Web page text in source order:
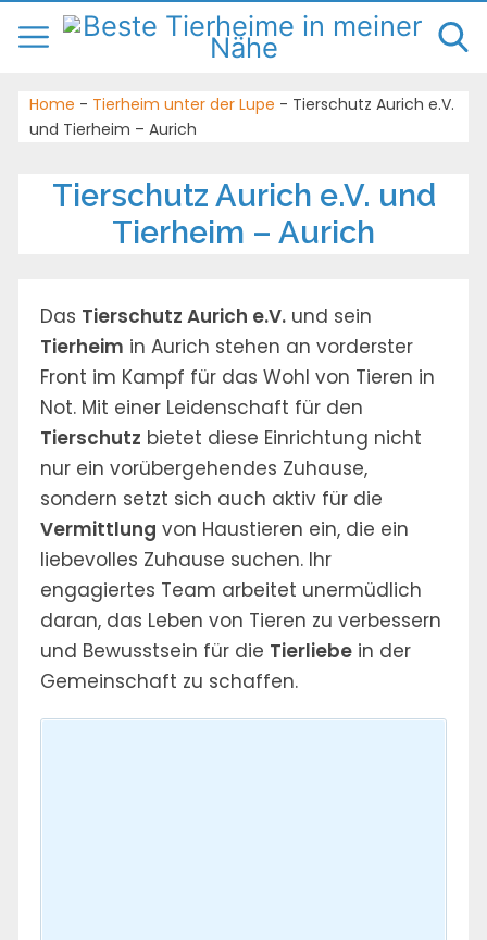
Home - Tierheim unter der Lupe - Tierschutz Aurich e.V.
und Tierheim – Aurich
Tierschutz Aurich e.V. und
Tierheim – Aurich
Das Tierschutz Aurich e.V. und sein
Tierheim in Aurich stehen an vorderster
Front im Kampf für das Wohl von Tieren in
Not. Mit einer Leidenschaft für den
Tierschutz bietet diese Einrichtung nicht
nur ein vorübergehendes Zuhause,
sondern setzt sich auch aktiv für die
Vermittlung von Haustieren ein, die ein
liebevolles Zuhause suchen. Ihr
engagiertes Team arbeitet unermüdlich
daran, das Leben von Tieren zu verbessern
und Bewusstsein für die Tierliebe in der
Gemeinschaft zu schaffen.